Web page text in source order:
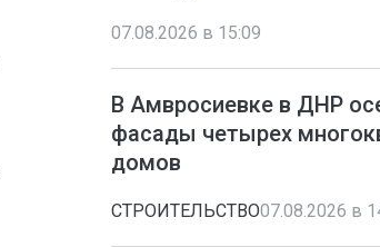
07.08.2026 в 15:09
В Амвросиевке в ДНР
фасады четырех
домов
СТРОИТЕЛЬСТВО07.08.2026 в